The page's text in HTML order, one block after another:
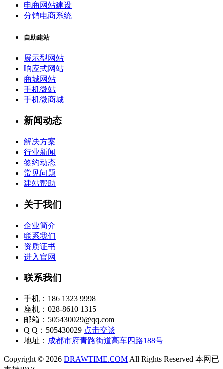
电商网站建设
分销电商系统
自助建站
展示型网站
响应式网站
商城网站
手机微站
手机微商城
新闻动态
解决方案
行业新闻
签约动态
常见问题
建站帮助
关于我们
企业简介
联系我们
资质证书
进入官网
联系我们
手机：186 1323 9998
座机：028-8610 1315
邮箱：505430029@qq.com
Q Q：505430029 点击交谈
地址： 成都市府青路街道高车四路188号
Copyright © 2026 DRAWTIME.COM All Rights Reserved 本网已